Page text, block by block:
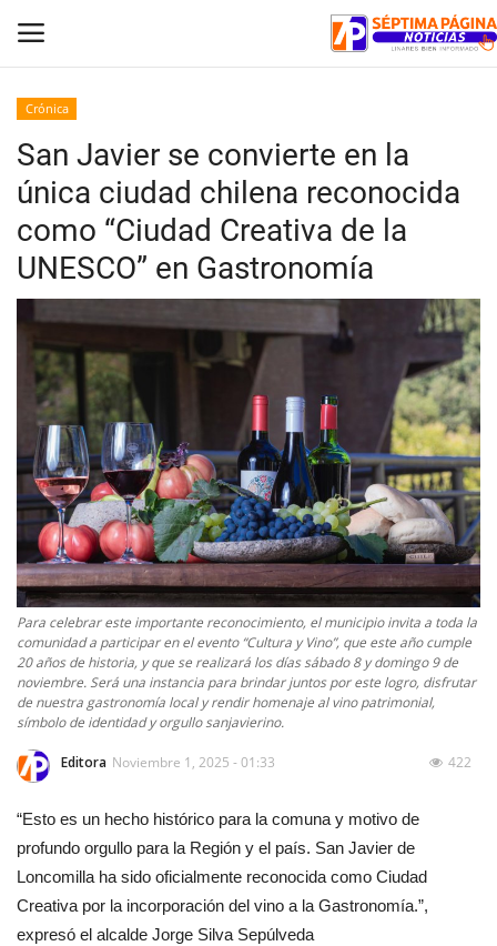
Inicio
Crónica
Policial
Tribunales
Deporte
Política
Espectáculos
Crónica
San Javier se convierte en la
única ciudad chilena reconocida
como “Ciudad Creativa de la
UNESCO” en Gastronomía
Para celebrar este importante reconocimiento, el municipio invita a toda la
comunidad a participar en el evento “Cultura y Vino”, que este año cumple
20 años de historia, y que se realizará los días sábado 8 y domingo 9 de
noviembre. Será una instancia para brindar juntos por este logro, disfrutar
de nuestra gastronomía local y rendir homenaje al vino patrimonial,
símbolo de identidad y orgullo sanjavierino.
Editora Noviembre 1, 2025 - 01:33 422
“Esto es un hecho histórico para la comuna y motivo de
profundo orgullo para la Región y el país. San Javier de
Loncomilla ha sido oficialmente reconocida como Ciudad
Creativa por la incorporación del vino a la Gastronomía.”,
expresó el alcalde Jorge Silva Sepúlveda